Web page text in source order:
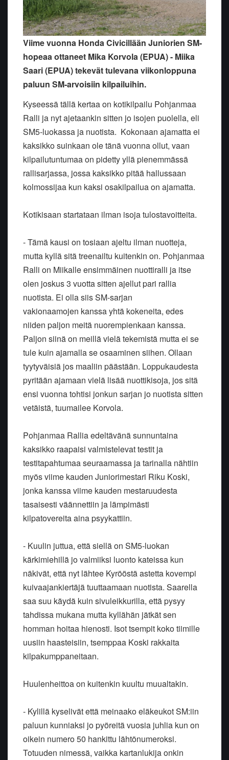
Viime vuonna Honda Civicillään Juniorien SM-
hopeaa ottaneet Mika Korvola (EPUA) - Miika
Saari (EPUA) tekevät tulevana viikonloppuna
paluun SM-arvoisiin kilpailuihin.
Kyseessä tällä kertaa on kotikilpailu Pohjanmaa
Ralli ja nyt ajetaankin sitten jo isojen puolella, eli
SM5-luokassa ja nuotista. Kokonaan ajamatta ei
kaksikko suinkaan ole tänä vuonna ollut, vaan
kilpailutuntumaa on pidetty yllä pienemmässä
rallisarjassa, jossa kaksikko pitää hallussaan
kolmossijaa kun kaksi osakilpailua on ajamatta.
Kotikisaan startataan ilman isoja tulostavoitteita.
- Tämä kausi on tosiaan ajeltu ilman nuotteja,
mutta kyllä sitä treenailtu kuitenkin on. Pohjanmaa
Ralli on Miikalle ensimmäinen nuottiralli ja itse
olen joskus 3 vuotta sitten ajellut pari rallia
nuotista. Ei olla siis SM-sarjan
vakionaamojen kanssa yhtä kokeneita, edes
niiden paljon meitä nuorempienkaan kanssa.
Paljon siinä on meillä vielä tekemistä mutta ei se
tule kuin ajamalla se osaaminen siihen. Ollaan
tyytyväisiä jos maaliin päästään. Loppukaudesta
pyritään ajamaan vielä lisää nuottikisoja, jos sitä
ensi vuonna tohtisi jonkun sarjan jo nuotista sitten
vetäistä, tuumailee Korvola.
Pohjanmaa Rallia edeltävänä sunnuntaina
kaksikko raapaisi valmistelevat testit ja
testitapahtumaa seuraamassa ja tarinalla nähtiin
myös viime kauden Juniorimestari Riku Koski,
jonka kanssa viime kauden mestaruudesta
tasaisesti väännettiin ja lämpimästi
kilpatovereita aina psyykattiin.
- Kuulin juttua, että siellä on SM5-luokan
kärkimiehillä jo valmiiksi luonto kateissa kun
näkivät, että nyt lähtee Kyrööstä astetta kovempi
kuivaajankiertäjä tuuttaamaan nuotista. Saarella
saa suu käydä kuin sivuleikkurilla, että pysyy
tahdissa mukana mutta kyllähän jätkät sen
homman hoitaa hienosti. Isot tsempit koko tiimille
uusiin haasteisiin, tsemppaa Koski rakkaita
kilpakumppaneitaan.
Huulenheittoa on kuitenkin kuultu muualtakin.
- Kylillä kyselivät että meinaako eläkeukot SM:iin
paluun kunniaksi jo pyöreitä vuosia juhlia kun on
oikein numero 50 hankittu lähtönumeroksi.
Totuuden nimessä, vaikka kartanlukija onkin